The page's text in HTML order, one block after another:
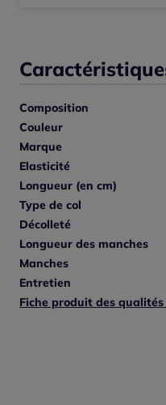
Composition
Couleur
Marque
Elasticité
Longueur (en cm)
Type de col
Décolleté
Longueur des manches
Manches
Entretien
Fiche produit des